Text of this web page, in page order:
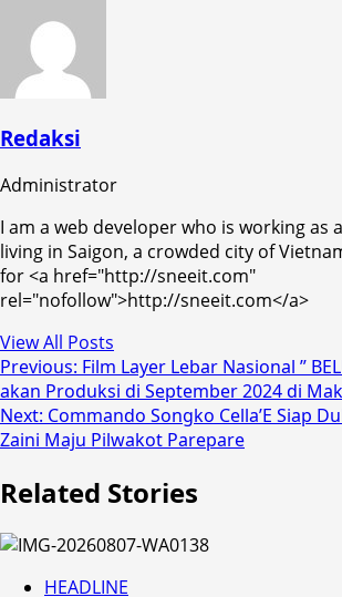
Redaksi
Administrator
I am a web developer who is working as
living in Saigon, a crowded city of
for <a href="http://sneeit.com"
rel="nofollow">http://sneeit.com</a>
View All Posts
Post
navigation
Previous: Film Layer Lebar Nasional ”
akan Produksi di September 2024 di
Next: Commando Songko Cella’E Siap
Zaini Maju Pilwakot Parepare
Related Stories
HEADLINE